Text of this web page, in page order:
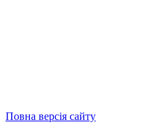
Повна версія сайту